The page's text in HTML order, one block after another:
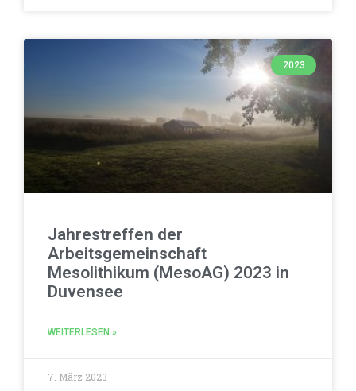
2023
Jahrestreffen der
Arbeitsgemeinschaft
Mesolithikum (MesoAG) 2023 in
Duvensee
WEITERLESEN »
7. März 2023